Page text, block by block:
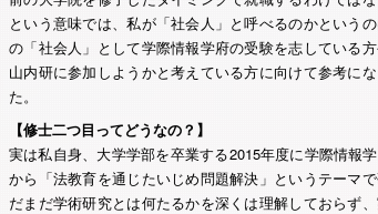
という意味では、私が「社会人」と呼べるのかという
の「社会人」として学際情報学府の受験を志している
山内研に参加しようかと考えている方に向けて参考に
た。
【修士二つ目ってどうなの？】
実は私自身、大学学部を卒業する2015年度に学際情報
から「法教育を通じたいじめ問題解決」というテーマ
だまだ学術研究とは何たるかを深くは理解しておらず